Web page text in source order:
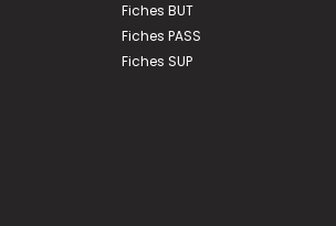
Fiches BUT
Fiches PASS
Fiches SUP